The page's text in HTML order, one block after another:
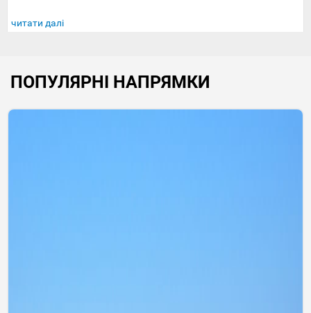
читати далі
ПОПУЛЯРНІ НАПРЯМКИ